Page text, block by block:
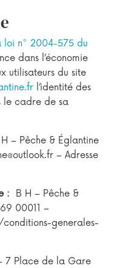
loi n° 2004-575 du
dans l’économie
utilisateurs du site
l’identité des
le cadre de sa
– Pêche & Églantine
– Adresse
: B H – Pêche &
00011 –
generales-
7 Place de la Gare